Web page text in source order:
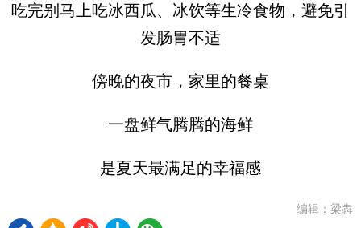
吃完别马上吃冰西瓜、冰饮等生冷食物，避免引
发肠胃不适
傍晚的夜市，家里的餐桌
一盘鲜气腾腾的海鲜
是夏天最满足的幸福感
编辑：梁犇